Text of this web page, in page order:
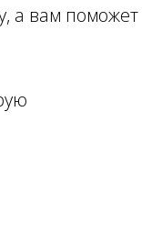
а вам поможет